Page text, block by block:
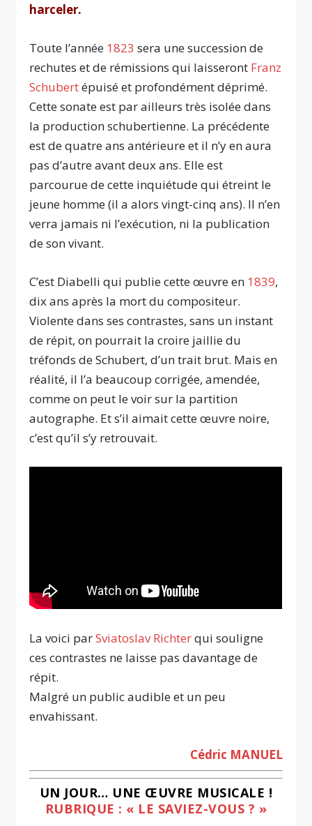
harceler.
Toute l’année 1823 sera une succession de
rechutes et de rémissions qui laisseront Franz
Schubertépuisé et profondément déprimé.
Cette sonate est par ailleurs très isolée dans
la production schubertienne. La précédente
est de quatre ans antérieure et il n’y en aura
pas d’autre avant deux ans. Elle est
parcourue de cette inquiétude qui étreint le
jeune homme (il a alors vingt-cinq ans). Il n’en
verra jamais ni l’exécution, ni la publication
de son vivant.
C’est Diabelli qui publie cette œuvre en 1839,
dix ans après la mort du compositeur.
Violente dans ses contrastes, sans un instant
de répit, on pourrait la croire jaillie du
tréfonds de Schubert, d’un trait brut. Mais en
réalité, il l’a beaucoup corrigée, amendée,
comme on peut le voir sur la partition
autographe. Et s’il aimait cette œuvre noire,
c’est qu’il s’y retrouvait.
La voici parSviatoslav Richterqui souligne
ces contrastes ne laisse pas davantage de
répit.
Malgré un public audible et un peu
envahissant.
Cédric MANUEL
UN JOUR… UNE ŒUVRE MUSICALE !
RUBRIQUE : « LE SAVIEZ-VOUS ? »